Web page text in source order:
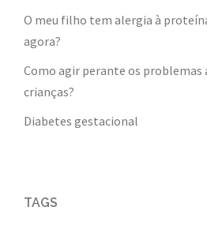
O meu filho tem alergia à
agora?
Como agir perante os problemas
crianças?
Diabetes gestacional
TAGS